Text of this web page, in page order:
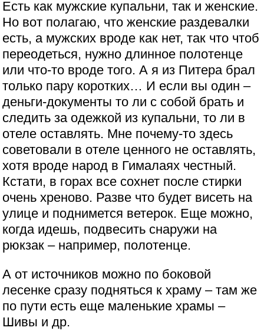
Есть как мужские купальни, так и женские.
Но вот полагаю, что женские раздевалки
есть, а мужских вроде как нет, так что чтоб
переодеться, нужно длинное полотенце
или что-то вроде того. А я из Питера брал
только пару коротких… И если вы один –
деньги-документы то ли с собой брать и
следить за одежкой из купальни, то ли в
отеле оставлять. Мне почему-то здесь
советовали в отеле ценного не оставлять,
хотя вроде народ в Гималаях честный.
Кстати, в горах все сохнет после стирки
очень хреново. Разве что будет висеть на
улице и поднимется ветерок. Еще можно,
когда идешь, подвесить снаружи на
рюкзак – например, полотенце.
А от источников можно по боковой
лесенке сразу подняться к храму – там же
по пути есть еще маленькие храмы –
Шивы и др.